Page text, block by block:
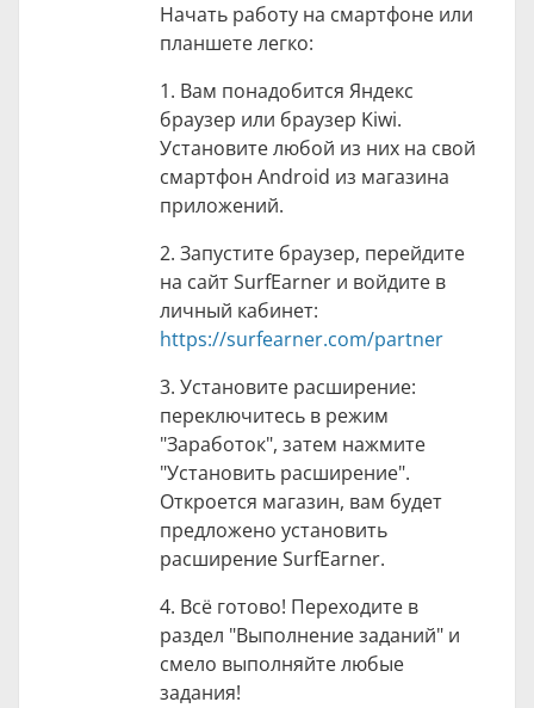
Начать работу на смартфоне или
планшете легко:
1. Вам понадобится Яндекс
браузер или браузер Kiwi.
Установите любой из них на свой
смартфон Android из магазина
приложений.
2. Запустите браузер, перейдите
на сайт SurfEarner и войдите в
личный кабинет:
https://surfearner.com/partner
3. Установите расширение:
переключитесь в режим
"Заработок", затем нажмите
"Установить расширение".
Откроется магазин, вам будет
предложено установить
расширение SurfEarner.
4. Всё готово! Переходите в
раздел "Выполнение заданий" и
смело выполняйте любые
задания!